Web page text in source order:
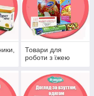
Товари для
роботи з їжею